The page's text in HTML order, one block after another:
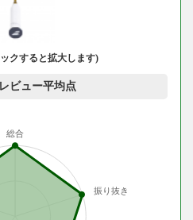
クすると拡大します)
ビュー平均点
総合
振り抜き